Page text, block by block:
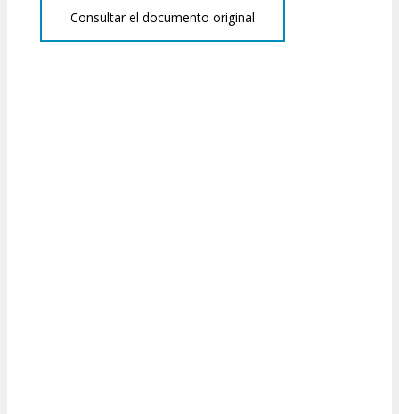
Consultar el documento original